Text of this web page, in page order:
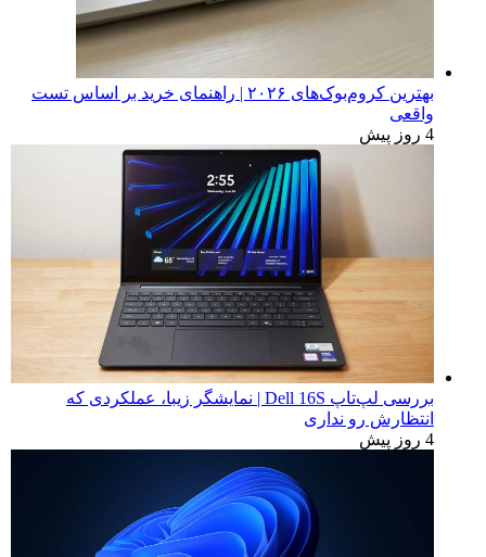
بهترین کروم‌بوک‌های ۲۰۲۶ | راهنمای خرید بر اساس تست
واقعی
4 روز پیش
بررسی لپ‌تاپ Dell 16S | نمایشگر زیبا، عملکردی که
انتظارش رو نداری
4 روز پیش